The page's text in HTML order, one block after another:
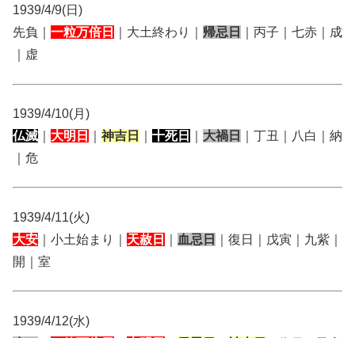
1939/4/9(日)
先負｜ 一粒万倍日 ｜大土終わり｜ 帰忌日
｜丙子｜七赤｜成
｜虚
1939/4/10(月)
仏滅
大明日 神吉日 十死日 大禍日
｜丁丑｜八白｜納
｜危
1939/4/11(火)
大安 ｜小土始まり｜ 天赦日 血忌日
｜復日｜戊寅｜九紫｜
開｜室
1939/4/12(水)